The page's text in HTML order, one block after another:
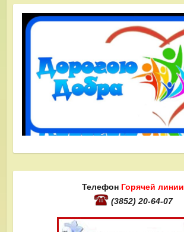
Телефон Горячей линии
(3852) 20-64-07